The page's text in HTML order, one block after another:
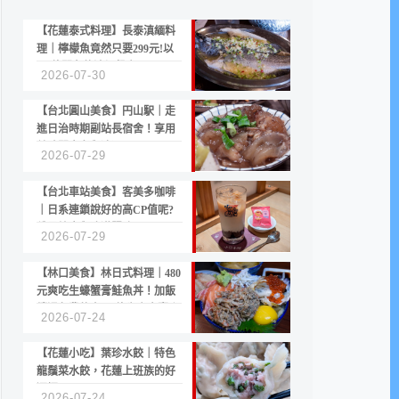
【花蓮泰式料理】長泰滇緬料
理｜檸檬魚竟然只要299元!以
2026-07-30
【台北圓山美食】円山駅｜走
進日治時期副站長宿舍！享用
2026-07-29
【台北車站美食】客美多咖啡
｜日系連鎖說好的高CP值呢?
2026-07-29
【林口美食】林日式料理｜480
元爽吃生蠔蟹膏鮭魚丼！加飯
2026-07-24
【花蓮小吃】葉珍水餃｜特色
龍鬚菜水餃，花蓮上班族的好